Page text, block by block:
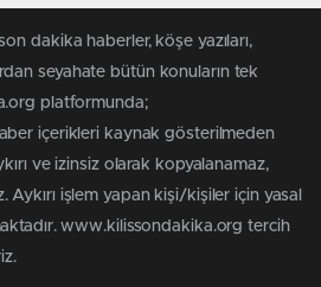
dakika haberler, köşe yazıları,
seyahate bütün konuların tek
platformunda;
içerikleri kaynak gösterilmeden
ve izinsiz olarak kopyalanamaz,
Aykırı işlem yapan kişi/kişiler için yasal
www.kilissondakika.org tercih